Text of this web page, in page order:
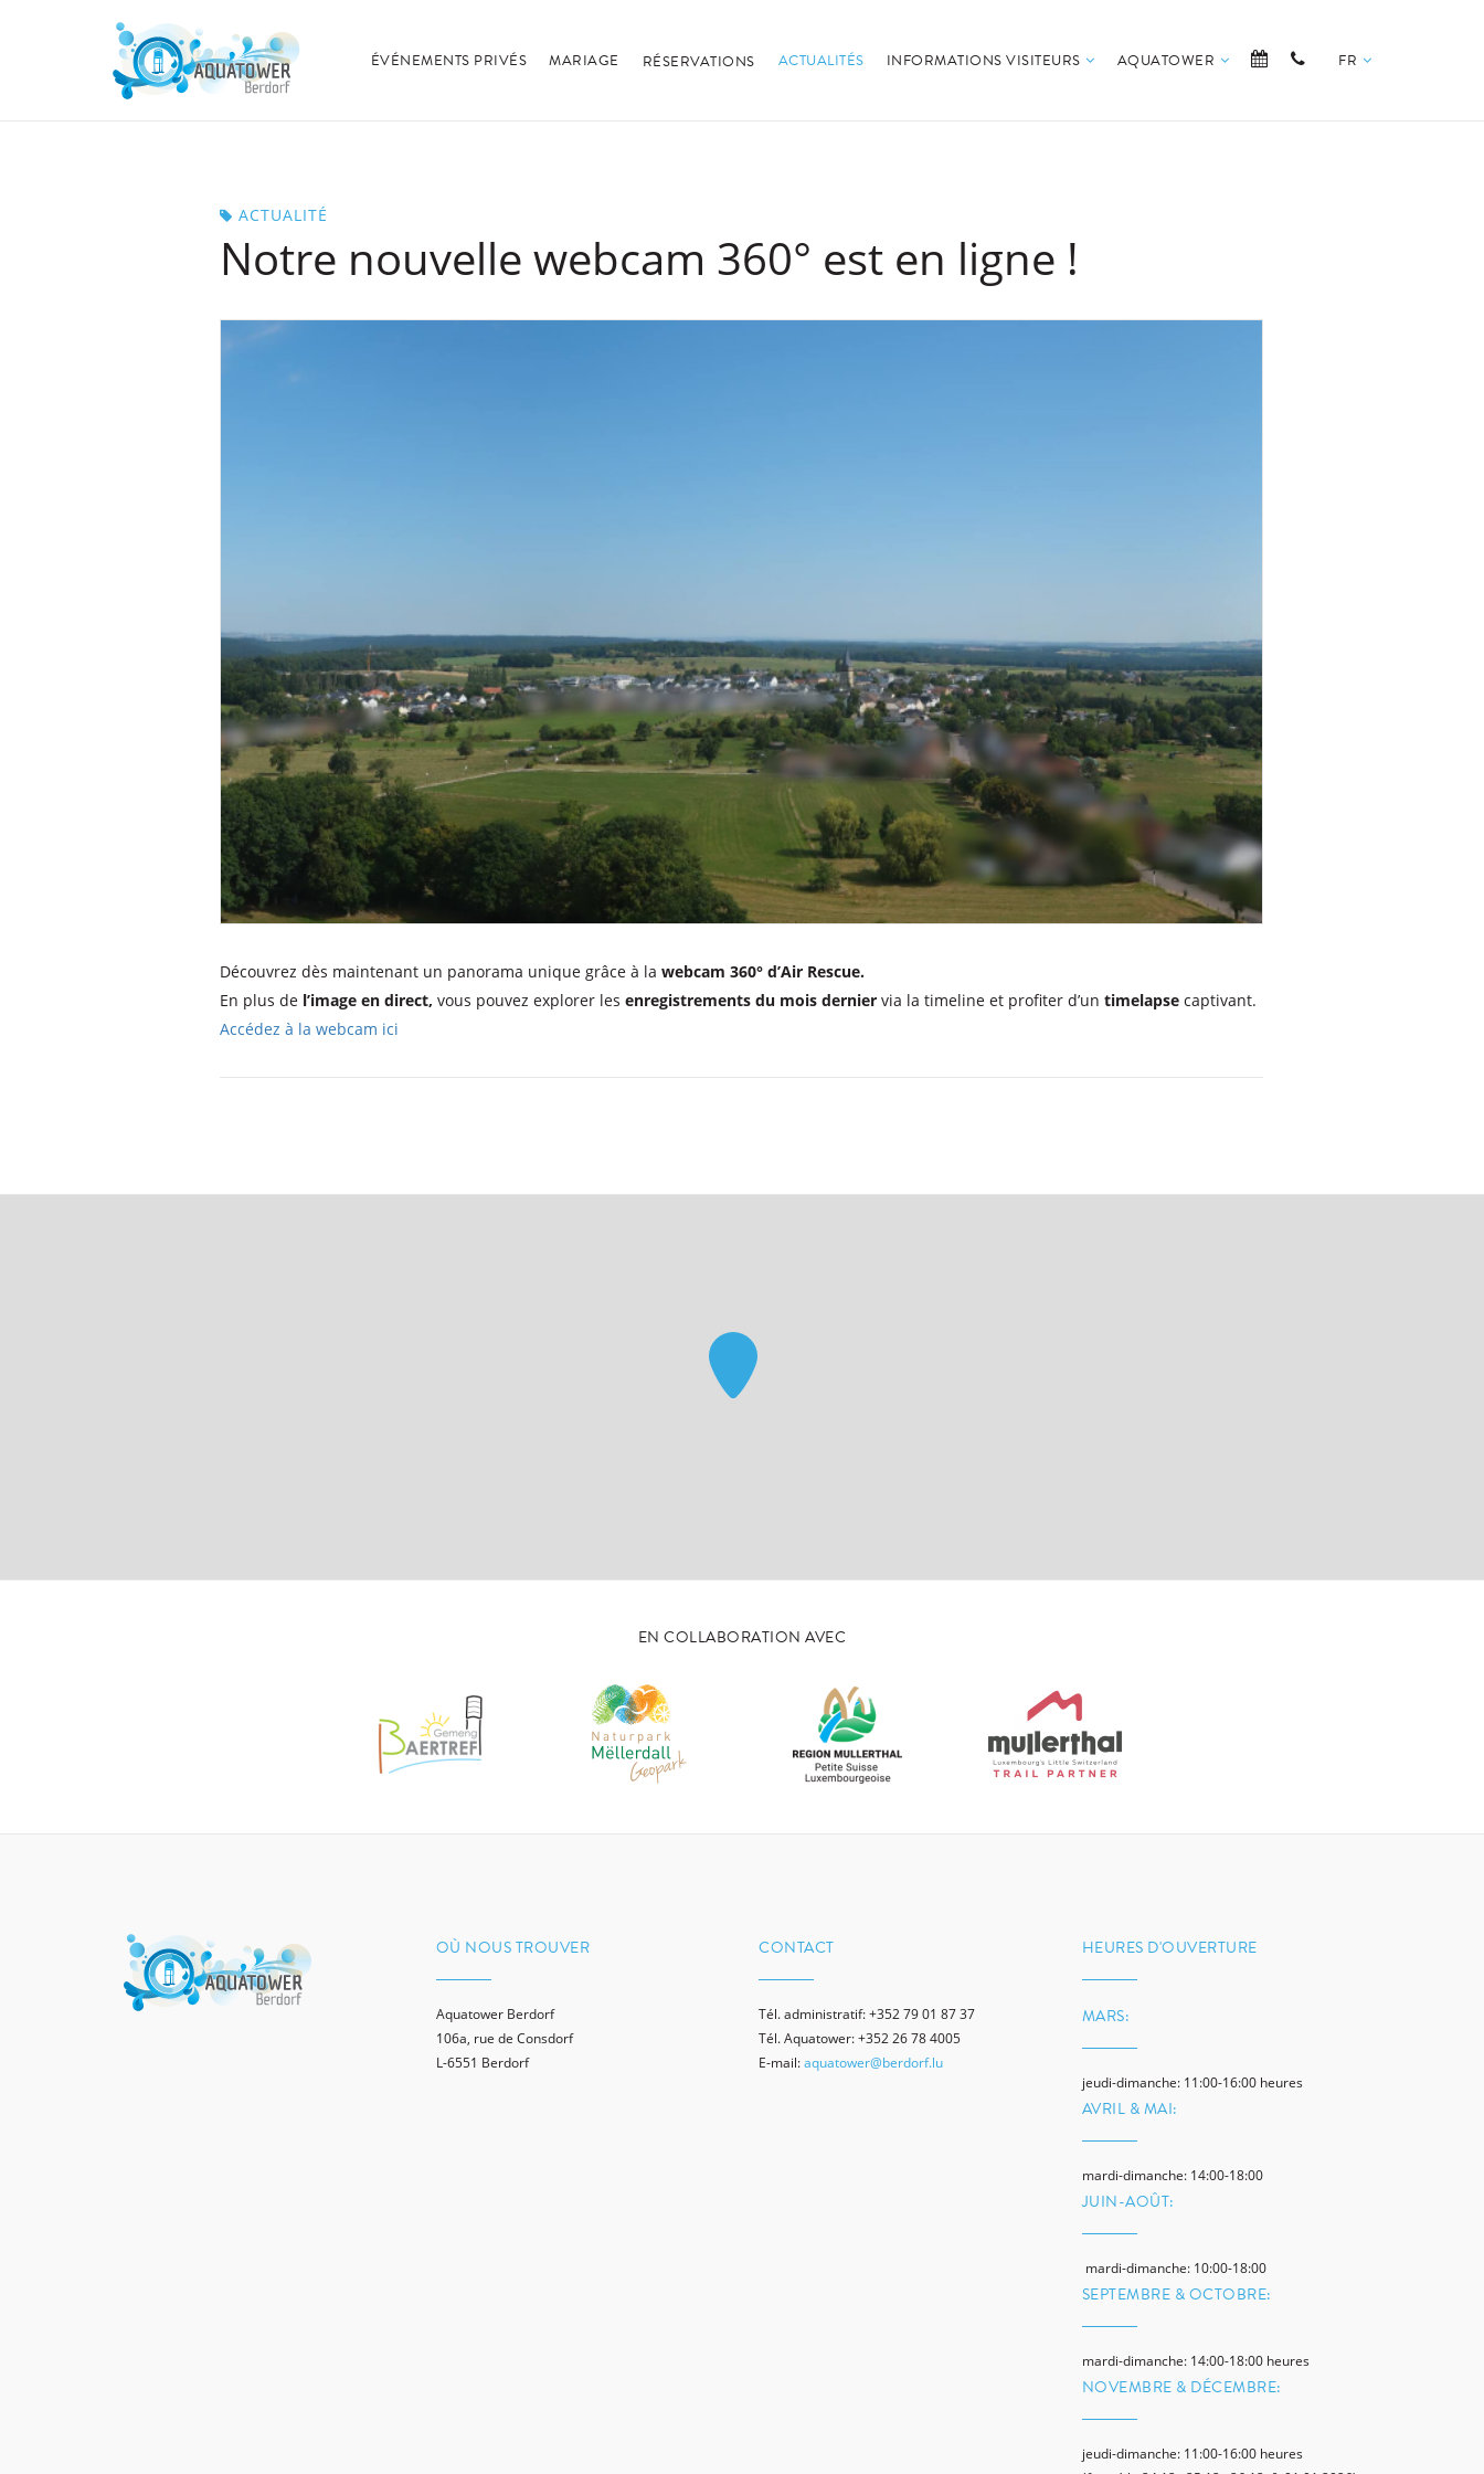
FR
ÉVÉNEMENTS PRIVÉS MARIAGE RÉSERVATIONS ACTUALITÉS INFORMATIONS VISITEURS AQUATOWER
ACTUALITÉ
Notre nouvelle webcam 360° est en ligne !
Découvrez dès maintenant un panorama unique grâce à lawebcam 360° d’Air Rescue.
En plus de l’image en direct, vous pouvez explorer lesenregistrements du mois derniervia la timeline et profiter d’untimelapsecaptivant.
Accédez à la webcam ici
EN COLLABORATION AVEC
OÙ NOUS TROUVER
Aquatower Berdorf
106a, rue de Consdorf
L-6551 Berdorf
CONTACT
Tél. administratif: +352 79 01 87 37
Tél. Aquatower: +352 26 78 4005
E-mail:aquatower@berdorf.lu
HEURES D'OUVERTURE
MARS:
jeudi-dimanche: 11:00-16:00 heures
AVRIL & MAI:
mardi-dimanche: 14:00-18:00
JUIN-AOÛT:
mardi-dimanche: 10:00-18:00
SEPTEMBRE & OCTOBRE:
mardi-dimanche: 14:00-18:00 heures
NOVEMBRE & DÉCEMBRE:
jeudi-dimanche: 11:00-16:00 heures